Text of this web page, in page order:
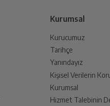
Ürünü Yetkili Servise
Ürünü eksiksiz ve hasarsız
Kurumsal
Kurucumuz
Tarihçe
Yanındayız
Kişisel Verilerin
Kurumsal
Hizmet Talebinin